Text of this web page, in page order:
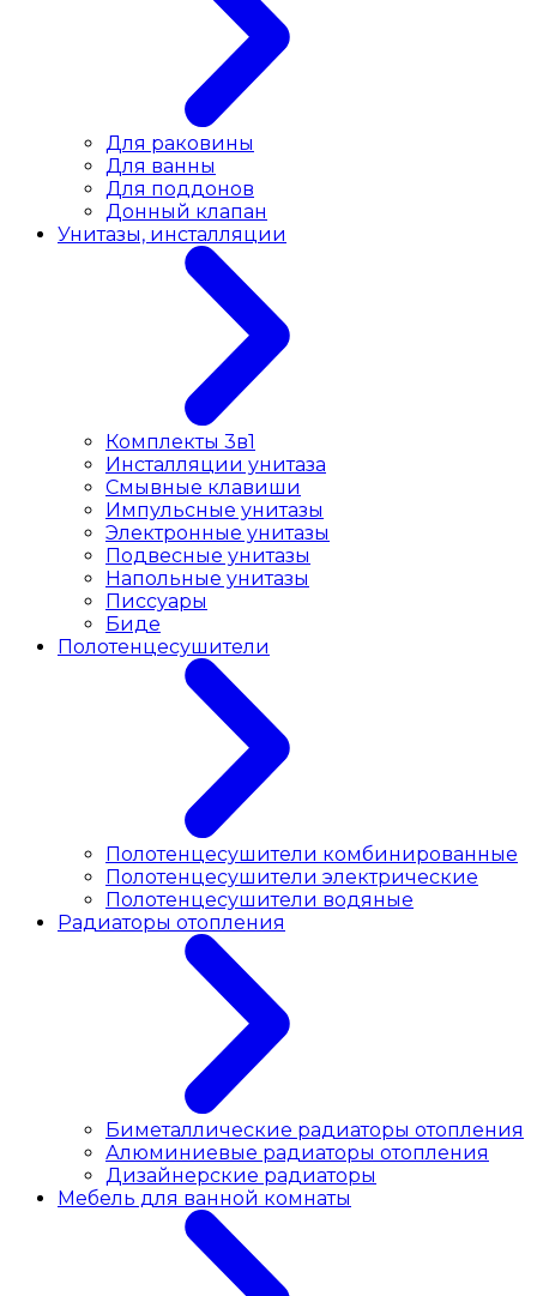
Для раковины
Для ванны
Для поддонов
Донный клапан
Унитазы, инсталляции
Комплекты 3в1
Инсталляции унитаза
Смывные клавиши
Импульсные унитазы
Электронные унитазы
Подвесные унитазы
Напольные унитазы
Писсуары
Биде
Полотенцесушители
Полотенцесушители комбинированные
Полотенцесушители электрические
Полотенцесушители водяные
Радиаторы отопления
Биметаллические радиаторы отопления
Алюминиевые радиаторы отопления
Дизайнерские радиаторы
Мебель для ванной комнаты